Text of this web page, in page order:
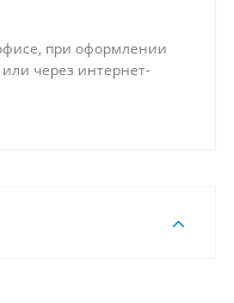
при оформлении
через интернет-